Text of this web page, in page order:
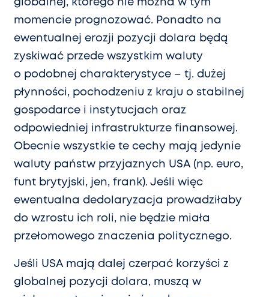
globalnej, którego nie można w tym
momencie prognozować. Ponadto na
ewentualnej erozji pozycji dolara będą
zyskiwać przede wszystkim waluty
o podobnej charakterystyce – tj. dużej
płynności, pochodzeniu z kraju o stabilnej
gospodarce i instytucjach oraz
odpowiedniej infrastrukturze finansowej.
Obecnie wszystkie te cechy mają jedynie
waluty państw przyjaznych USA (np. euro,
funt brytyjski, jen, frank). Jeśli więc
ewentualna dedolaryzacja prowadziłaby
do wzrostu ich roli, nie będzie miała
przełomowego znaczenia politycznego.
Jeśli USA mają dalej czerpać korzyści z
globalnej pozycji dolara, muszą w